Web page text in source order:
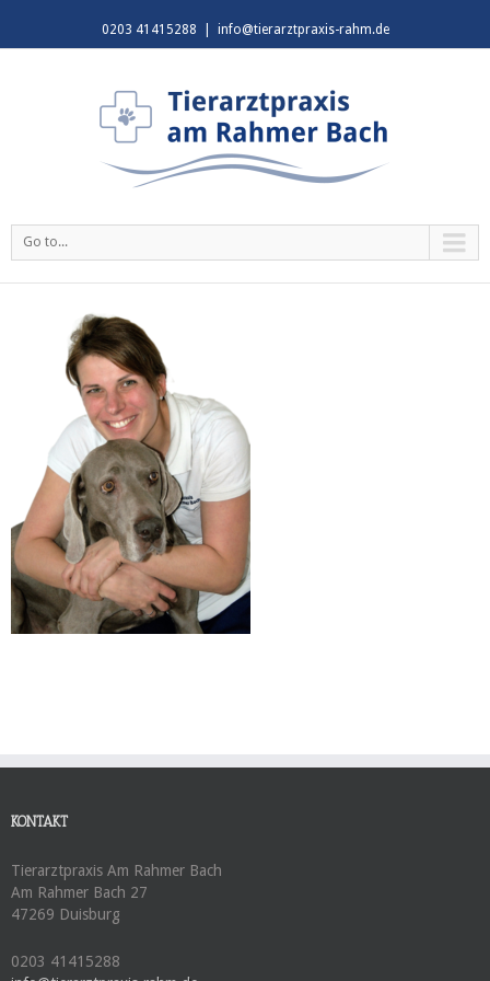
0203 41415288 info@tierarztpraxis-rahm.de
Go to...
KONTAKT
Tierarztpraxis Am Rahmer Bach
Am Rahmer Bach 27
47269 Duisburg
0203 41415288